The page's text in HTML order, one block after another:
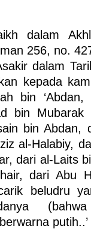
dalam
256, no.
dalam
kepada
bin ‘Abdan,
bin Mubarak
bin Abdan,
al-Halabiy,
dari al-Laits
dari Abu
beludru